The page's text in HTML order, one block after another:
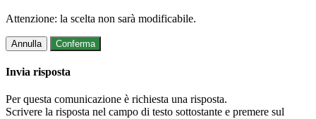
Attenzione: la scelta non sarà modificabile.
Annulla Conferma
Invia risposta
Per questa comunicazione è richiesta una risposta.
Scrivere la risposta nel campo di testo sottostante e premere sul